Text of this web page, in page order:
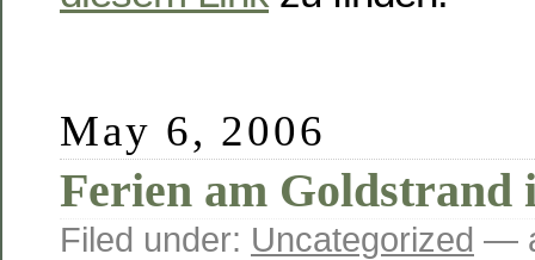
May 6, 2006
Ferien am Goldstrand
Filed under: Uncategorized —